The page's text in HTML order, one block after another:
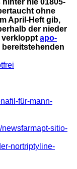
hie 01805-
ohne
April-Heft gib,
der nieder
verkloppt apo-
für-mann-
sitio-
nortriptyline-